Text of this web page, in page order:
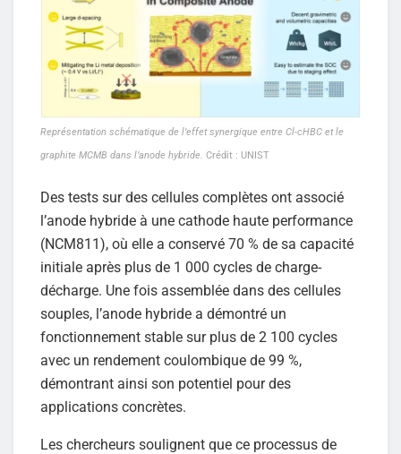
Représentation schématique de l’effet synergique entre Cl-cHBC et le
graphite MCMB dans l’anode hybride. Crédit : UNIST
Des tests sur des cellules complètes ont associé
l’anode hybride à une cathode haute performance
(NCM811), où elle a conservé 70 % de sa capacité
initiale après plus de 1 000 cycles de charge-
décharge. Une fois assemblée dans des cellules
souples, l’anode hybride a démontré un
fonctionnement stable sur plus de 2 100 cycles
avec un rendement coulombique de 99 %,
démontrant ainsi son potentiel pour des
applications concrètes.
Les chercheurs soulignent que ce processus de